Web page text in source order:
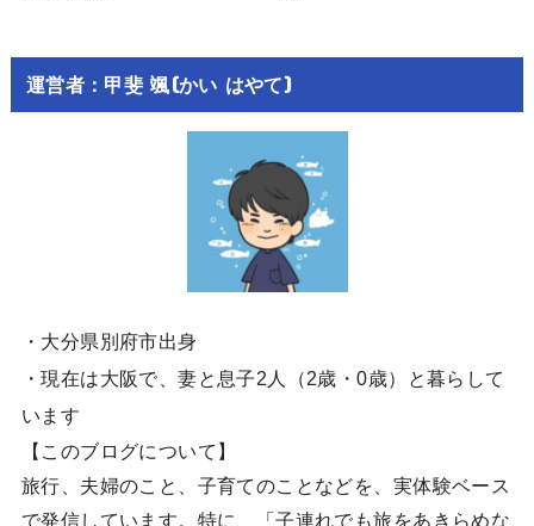
運営者：甲斐 颯(かい はやて)
・大分県別府市出身
・現在は大阪で、妻と息子2人（2歳・0歳）と暮らして
います
【このブログについて】
旅行、夫婦のこと、子育てのことなどを、実体験ベース
で発信しています。特に、「子連れでも旅をあきらめな